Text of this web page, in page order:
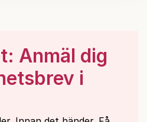
Anmäl dig
i